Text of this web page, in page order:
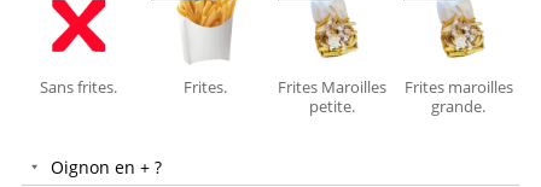
Sans frites. Frites.
Frites Maroilles
petite.
Frites maroilles
grande.
Oignon en + ?